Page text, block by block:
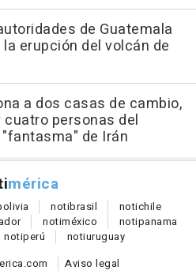
de Guatemala
erupción del volcán de
a dos casas de cambio,
personas del
de Irán
mérica
notibrasil notichile
notiméxico notipanama
notiperú notiuruguay
Aviso legal